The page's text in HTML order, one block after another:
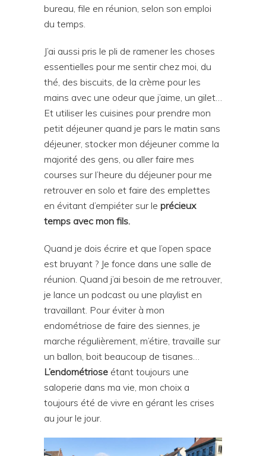
bureau, file en réunion, selon son emploi
du temps.
J’ai aussi pris le pli de ramener les choses
essentielles pour me sentir chez moi, du
thé, des biscuits, de la crème pour les
mains avec une odeur que j’aime, un gilet…
Et utiliser les cuisines pour prendre mon
petit déjeuner quand je pars le matin sans
déjeuner, stocker mon déjeuner comme la
majorité des gens, ou aller faire mes
courses sur l’heure du déjeuner pour me
retrouver en solo et faire des emplettes
en évitant d’empiéter sur le précieux
temps avec mon fils.
Quand je dois écrire et que l’open space
est bruyant ? Je fonce dans une salle de
réunion. Quand j’ai besoin de me retrouver,
je lance un podcast ou une playlist en
travaillant. Pour éviter à mon
endométriose de faire des siennes, je
marche régulièrement, m’étire, travaille sur
un ballon, boit beaucoup de tisanes…
L’endométriose étant toujours une
saloperie dans ma vie, mon choix a
toujours été de vivre en gérant les crises
au jour le jour.